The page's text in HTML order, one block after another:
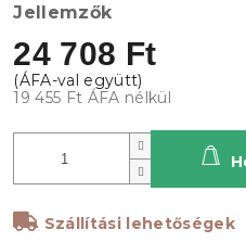
24 708 Ft
19 455 Ft ÁFA nélkül
Szállítási lehetőségek
Jellemzők